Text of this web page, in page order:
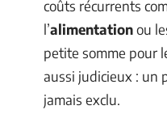
coûts récurrents
l’alimentationou
petite somme pour
aussi judicieux : un
jamais exclu.